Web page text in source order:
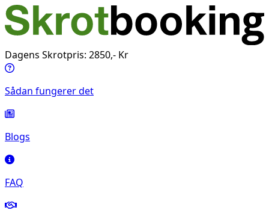
Dagens Skrotpris: 2850,- Kr
Sådan fungerer det
Blogs
FAQ